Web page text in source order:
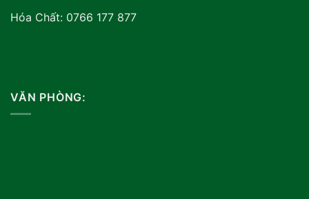
Hóa Chất: 0766 177 877
VĂN PHÒNG: